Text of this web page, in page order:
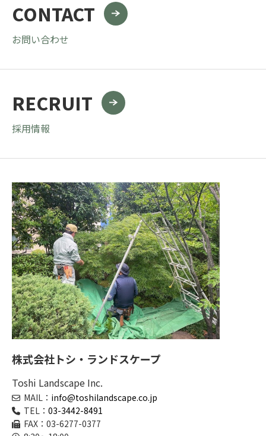
CONTACT
お問い合わせ
RECRUIT
採用情報
株式会社トシ・ランドスケープ
Toshi Landscape Inc.
MAIL： info@toshilandscape.co.jp
TEL： 03-3442-8491
FAX：03-6277-0377